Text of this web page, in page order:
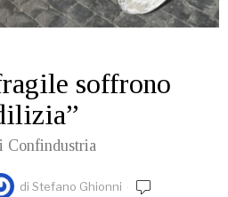
soffrono
Confindustria
di Stefano Ghionni